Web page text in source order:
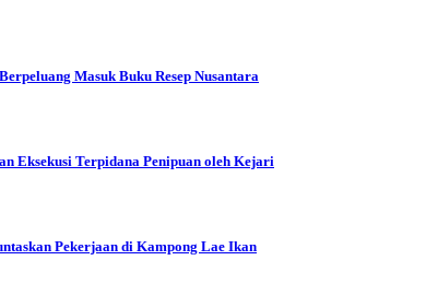
Masuk Buku Resep Nusantara
Eksekusi Terpidana Penipuan oleh Kejari
Pekerjaan di Kampong Lae Ikan